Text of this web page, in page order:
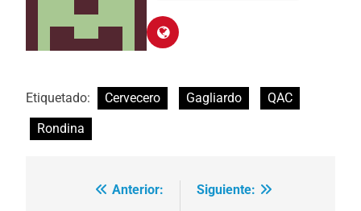
Etiquetado: Cervecero Gagliardo
QAC
Rondina
Navegación
Anterior:
Siguiente: